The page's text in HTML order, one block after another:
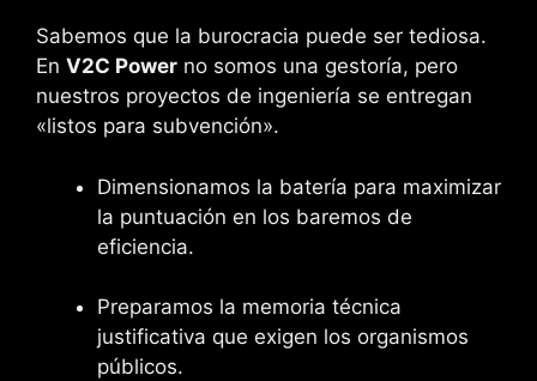
Sabemos que la burocracia puede ser tediosa.
En V2C Power no somos una gestoría, pero
nuestros proyectos de ingeniería se entregan
«listos para subvención».
Dimensionamos la batería para maximizar
la puntuación en los baremos de
eficiencia.
Preparamos la memoria técnica
justificativa que exigen los organismos
públicos.